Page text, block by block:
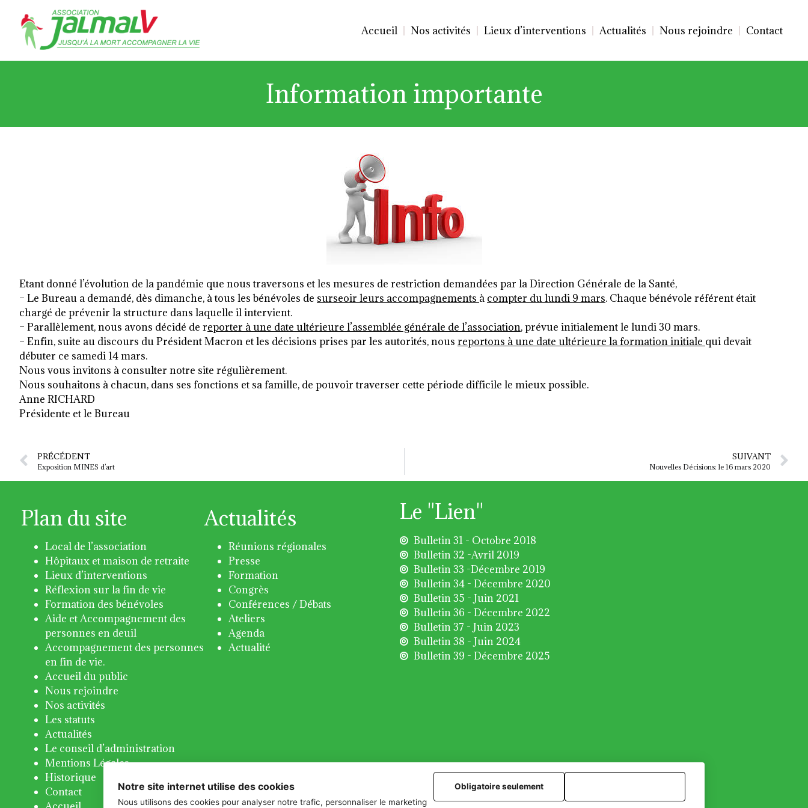
Accueil Nos activités Lieux d’interventions Actualités Nous rejoindre Contact
Information importante
Etant donné l’évolution de la pandémie que nous traversons et les mesures de restriction demandées par la Direction Générale de la Santé,
– Le Bureau a demandé, dès dimanche, à tous les bénévoles de surseoir leurs accompagnements à compter du lundi 9 mars. Chaque bénévole référent était
chargé de prévenir la structure dans laquelle il intervient.
– Parallèlement, nous avons décidé de reporter à une date ultérieure l’assemblée générale de l’association, prévue initialement le lundi 30 mars.
– Enfin, suite au discours du Président Macron et les décisions prises par les autorités, nous reportons à une date ultérieure la formation initiale qui devait
débuter ce samedi 14 mars.
Nous vous invitons à consulter notre site régulièrement.
Nous souhaitons à chacun, dans ses fonctions et sa famille, de pouvoir traverser cette période difficile le mieux possible.
Anne RICHARD
Présidente et le Bureau
PRÉCÉDENT
Exposition MINES d’art
SUIVANT
Nouvelles Décisions: le 16 mars 2020
Plan du site
Local de l’association
Hôpitaux et maison de retraite
Lieux d’interventions
Réflexion sur la fin de vie
Formation des bénévoles
Aide et Accompagnement des
personnes en deuil
Accompagnement des personnes
en fin de vie.
Accueil du public
Nous rejoindre
Nos activités
Les statuts
Actualités
Le conseil d’administration
Mentions Légales
Historique
Contact
Actualités
Réunions régionales
Presse
Formation
Congrès
Conférences / Débats
Ateliers
Agenda
Actualité
Le "Lien"
Bulletin 31 - Octobre 2018
Bulletin 32 -Avril 2019
Bulletin 33 -Décembre 2019
Bulletin 34 - Décembre 2020
Bulletin 35 - Juin 2021
Bulletin 36 - Décembre 2022
Bulletin 37 - Juin 2023
Bulletin 38 - Juin 2024
Bulletin 39 - Décembre 2025
Notre site internet utilise des cookies
Nous utilisons des cookies pour analyser notre trafic, personnaliser le marketing
Obligatoire seulement